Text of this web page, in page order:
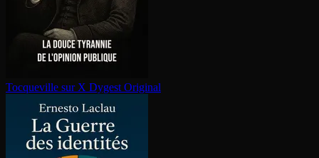
Tocqueville sur X Dygest Original